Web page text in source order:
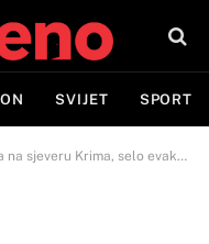
SVIJET SPORT
sjeveru Krima, selo evakuisano